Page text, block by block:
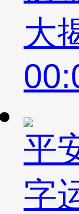
大
平
字